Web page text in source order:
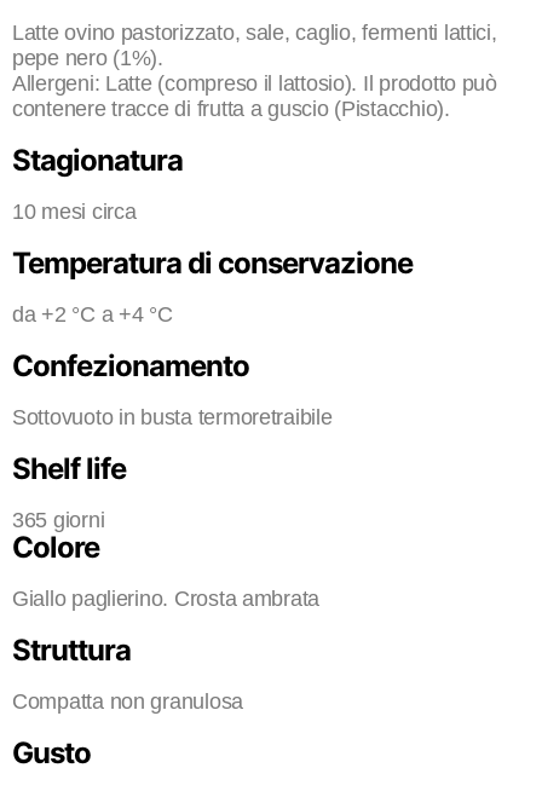
Latte ovino pastorizzato, sale, caglio, fermenti lattici,
pepe nero (1%).
Allergeni: Latte (compreso il lattosio). Il prodotto può
contenere tracce di frutta a guscio (Pistacchio).
Stagionatura
10 mesi circa
Temperatura di conservazione​
da +2 °C a +4 °C
Confezionamento
Sottovuoto in busta termoretraibile
Shelf life
365 giorni
Colore
Giallo paglierino. Crosta ambrata
Struttura
Compatta non granulosa
Gusto